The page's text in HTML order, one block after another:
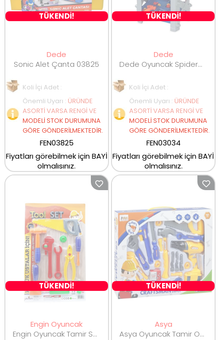
TÜKENDİ!
Dede
Sonic Alet Çanta 03825
Koli İçi Adet :
Önemli Uyarı : ÜRÜNDE
ASORTİ VARSA RENGİ VE
MODELİ STOK DURUMUNA
GÖRE GÖNDERİLMEKTEDİR.
FEN03825
Fiyatları görebilmek için BAYİ
olmalısınız.
TÜKENDİ!
Dede
Dede Oyuncak Spiderman Tezgahlı Tamir Seti 33 Parça 03034
Koli İçi Adet :
Önemli Uyarı : ÜRÜNDE
ASORTİ VARSA RENGİ VE
MODELİ STOK DURUMUNA
GÖRE GÖNDERİLMEKTEDİR.
FEN03034
Fiyatları görebilmek için BAYİ
olmalısınız.
TÜKENDİ!
Engin Oyuncak
Engin Oyuncak Tamir Seti ENG-1098
TÜKENDİ!
Asya
Asya Oyuncak Tamir Oyun Seti 20150-6101-3